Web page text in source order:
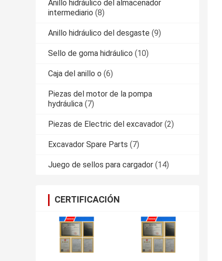
Anillo hidráulico del almacenador
intermediario (8)
Anillo hidráulico del desgaste (9)
Sello de goma hidráulico (10)
Caja del anillo o (6)
Piezas del motor de la pompa
hydráulica (7)
Piezas de Electric del excavador (2)
Excavador Spare Parts (7)
Juego de sellos para cargador (14)
CERTIFICACIÓN